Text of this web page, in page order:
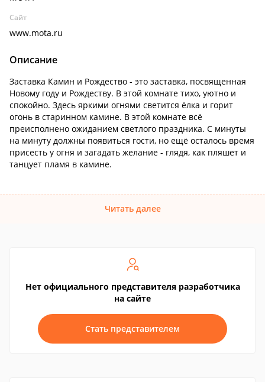
Сайт
www.mota.ru
Описание
Заставка Камин и Рождество - это заставка, посвященная
Новому году и Рождеству. В этой комнате тихо, уютно и
спокойно. Здесь яркими огнями светится ёлка и горит
огонь в старинном камине. В этой комнате всё
преисполнено ожиданием светлого праздника. С минуты
на минуту должны появиться гости, но ещё осталось время
присесть у огня и загадать желание - глядя, как пляшет и
танцует пламя в камине.
Читать далее
Нет официального представителя разработчика
на сайте
Стать представителем